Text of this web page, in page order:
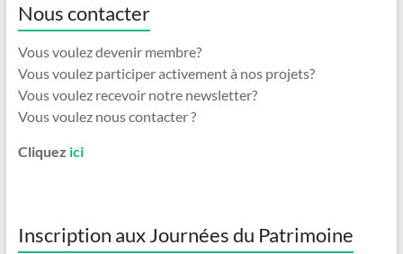
Nous contacter
Vous voulez devenir membre?
Vous voulez participer activement à nos projets?
Vous voulez recevoir notre newsletter?
Vous voulez nous contacter ?
Cliquez ici
Inscription aux Journées du Patrimoine